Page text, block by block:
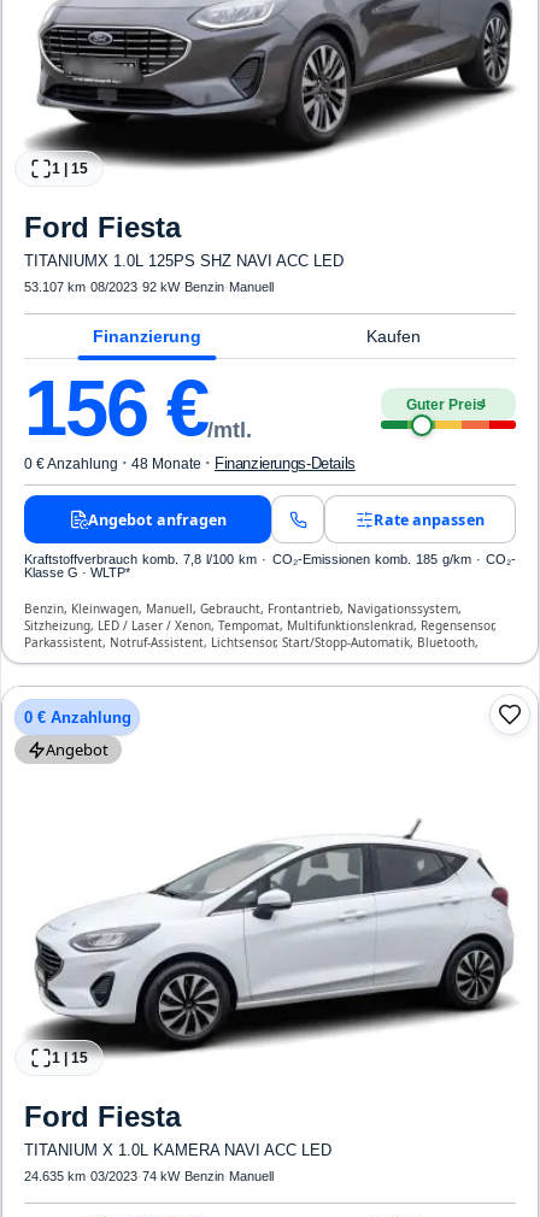
1 15
Ford Fiesta
TITANIUMX 1.0L 125PS SHZ NAVI ACC LED
53.107 km·08/2023·92 kW· Benzin· Manuell
Finanzierung Kaufen
156 €/mtl.
Guter Preis4
0 € Anzahlung · 48 Monate · Finanzierungs-Details
Angebot anfragen Rate anpassen
Kraftstoffverbrauch komb. 7,8 l/100 km · CO₂-Emissionen komb. 185 g/km · CO₂-
Klasse G · WLTP*
Benzin, Kleinwagen, Manuell, Gebraucht, Frontantrieb, Navigationssystem,
Sitzheizung, LED / Laser / Xenon, Tempomat, Multifunktionslenkrad, Regensensor,
Parkassistent, Notruf-Assistent, Lichtsensor, Start/Stopp-Automatik, Bluetooth,
Freisprecheinrichtung, Verkehrszeichen-Erkennung, ESP, ABS, Klimaautomatik, Front-
0 € Anzahlung
Angebot
1|15
Ford Fiesta
TITANIUM X 1.0L KAMERA NAVI ACC LED
24.635 km·03/2023·74 kW· Benzin· Manuell